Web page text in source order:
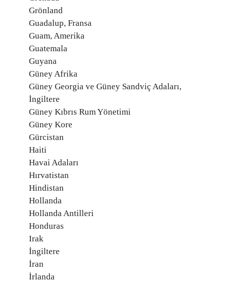
Grönland
Guadalup, Fransa
Guam, Amerika
Guatemala
Guyana
Güney Afrika
Güney Georgia ve Güney Sandviç Adaları,
İngiltere
Güney Kıbrıs Rum Yönetimi
Güney Kore
Gürcistan
Haiti
Havai Adaları
Hırvatistan
Hindistan
Hollanda
Hollanda Antilleri
Honduras
Irak
İngiltere
İran
İrlanda